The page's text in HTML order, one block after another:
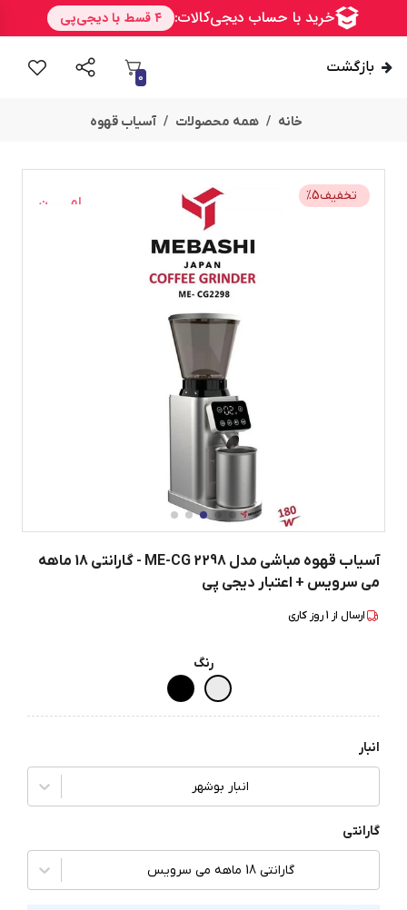
بازگشت
0
خانه همه محصولات آسیاب قهوه
امــــــــن تخفیف %5
آسیاب قهوه مباشی مدل ME-CG 2298 - گارانتی 18 ماهه
می سرویس + اعتبار دیجی پی
ارسال از 1روز کاری
رنگ
انبار
انبار بوشهر
گارانتی
گارانتی 18 ماهه می سرویس